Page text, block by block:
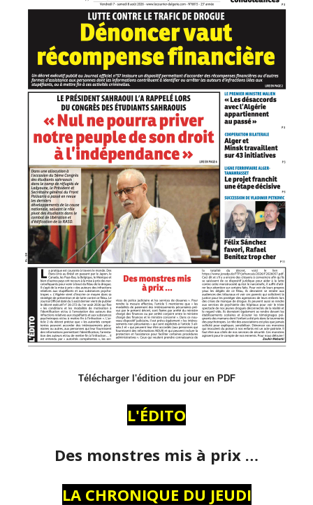
Télécharger l'édition du jour en PDF
L'ÉDITO
Des monstres mis à prix …
LA CHRONIQUE DU JEUDI